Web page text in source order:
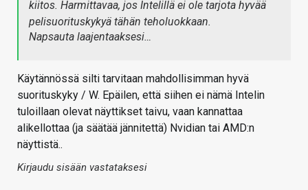
kiitos. Harmittavaa, jos Intelillä ei ole tarjota hyvää
pelisuorituskykyä tähän teholuokkaan.
Napsauta laajentaaksesi…
Käytännössä silti tarvitaan mahdollisimman hyvä
suorituskyky / W. Epäilen, että siihen ei nämä Intelin
tuloillaan olevat näyttikset taivu, vaan kannattaa
alikellottaa (ja säätää jännitettä) Nvidian tai AMD:n
näyttistä..
Kirjaudu sisään vastataksesi